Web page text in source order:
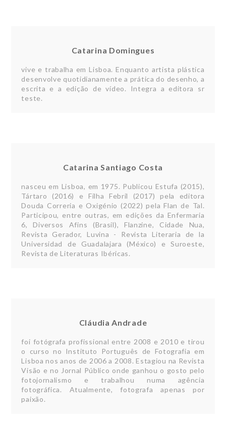
Catarina Domingues
vive e trabalha em Lisboa. Enquanto artista plástica
desenvolve quotidianamente a prática do desenho, a
escrita e a edição de vídeo. Integra a editora sr
teste.
Catarina Santiago Costa
nasceu em Lisboa, em 1975. Publicou Estufa (2015),
Tártaro (2016) e Filha Febril (2017) pela editora
Douda Correria e Oxigénio (2022) pela Flan de Tal.
Participou, entre outras, em edições da Enfermaria
6, Diversos Afins (Brasil), Flanzine, Cidade Nua,
Revista Gerador, Luvina - Revista Literaria de la
Universidad de Guadalajara (México) e Suroeste,
Revista de Literaturas Ibéricas.
Cláudia Andrade
foi fotógrafa profissional entre 2008 e 2010 e tirou
o curso no Instituto Português de Fotografia em
Lisboa nos anos de 2006 a 2008. Estagiou na Revista
Visão e no Jornal Público onde ganhou o gosto pelo
fotojornalismo e trabalhou numa agência
fotográfica. Atualmente, fotografa apenas por
paixão.